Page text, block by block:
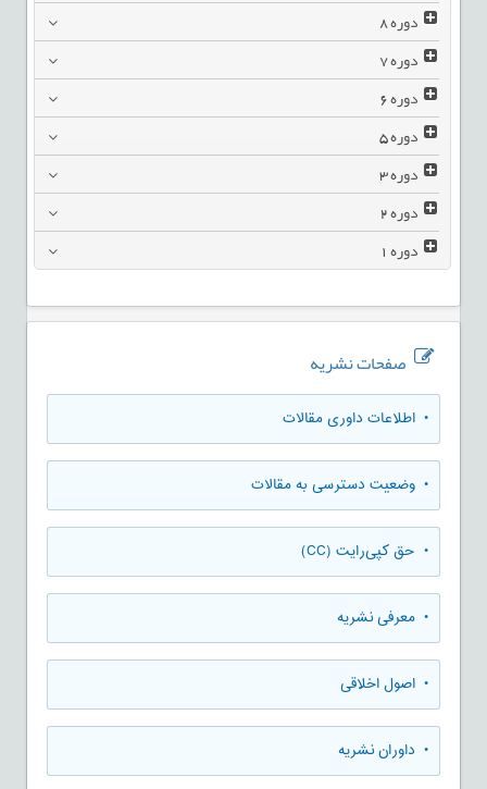
دوره8
دوره7
دوره6
دوره5
دوره3
دوره2
دوره1
صفحات نشریه
• اطلاعات داوری مقالات
• وضعیت دسترسی به مقالات
• حق کپی‌رایت (CC)
• معرفی نشریه
• اصول اخلاقی
• داوران نشریه